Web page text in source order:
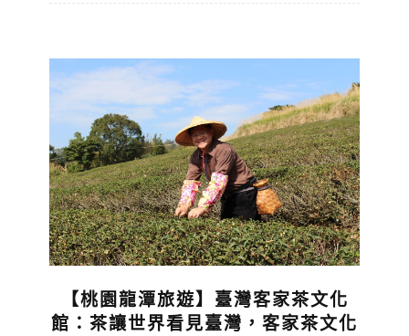
【桃園龍潭旅遊】臺灣客家茶文化
館：茶讓世界看見臺灣，客家茶文化